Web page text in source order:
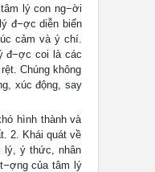
lý con ng−ời
đ−ợc diễn biến
cảm và ý chí.
đ−ợc coi là các
Chúng không
xúc động, say
hình thành và
2. Khái quát về
lý, ý thức, nhân
của tâm lý